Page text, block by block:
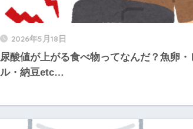
2026年5月18日
尿酸値が上がる食べ物ってなんだ？魚卵・
ル・納豆etc…